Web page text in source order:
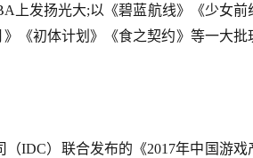
上发扬光大;以《碧蓝航线》《少女前
《初体计划》《食之契约》等一大批
IDC）联合发布的《2017年中国游戏